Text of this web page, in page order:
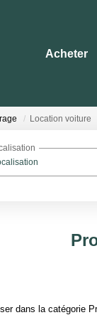
Acheter
Location voiture
dans la catégorie